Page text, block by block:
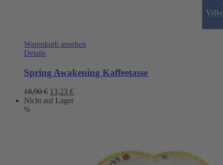
Warenkorb ansehen
Details
Spring Awakening Kaffeetasse
18,90€ Ursprünglicher
Preis
13,23 €Aktueller
Preis
Nicht auf Lager
%